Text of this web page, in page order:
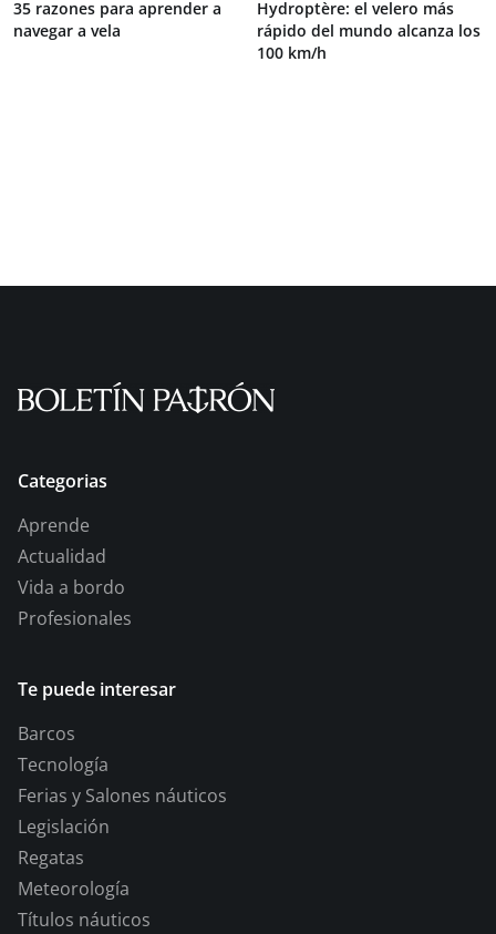
35 razones para aprender a
navegar a vela
Hydroptère: el velero más
rápido del mundo alcanza los
100 km/h
Categorias
Aprende
Actualidad
Vida a bordo
Profesionales
Te puede interesar
Barcos
Tecnología
Ferias y Salones náuticos
Legislación
Regatas
Meteorología
Títulos náuticos